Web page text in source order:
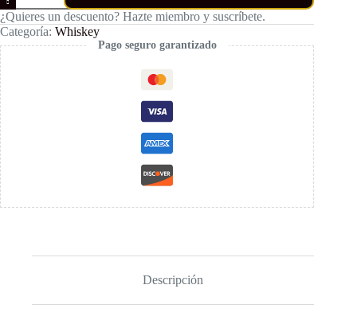
12
Años
Traditional
cantidad
¿Quieres un descuento? Hazte miembro y suscríbete.
Categoría: Whiskey
Pago seguro garantizado
Descripción